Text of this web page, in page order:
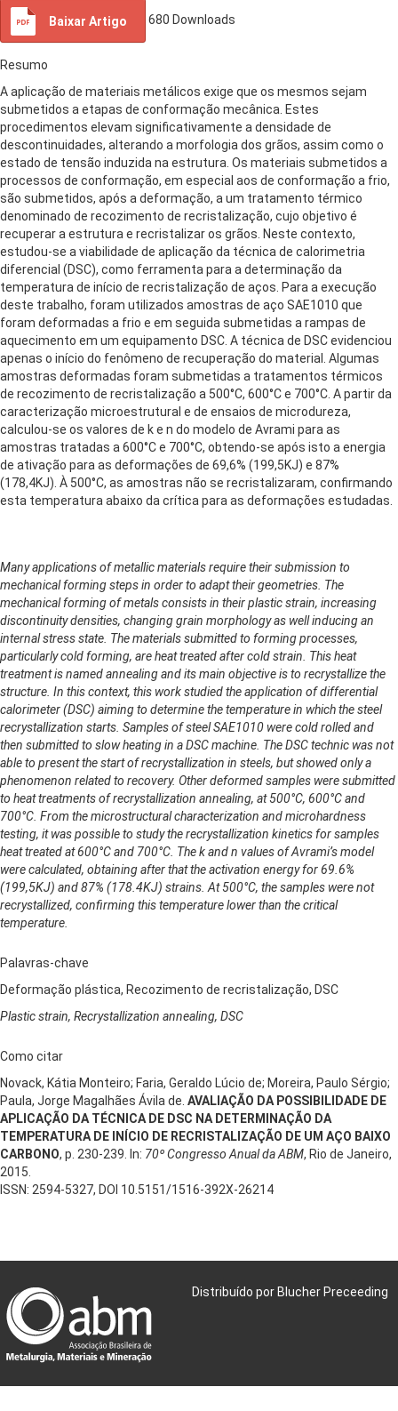
Baixar Artigo 680 Downloads
Resumo
A aplicação de materiais metálicos exige que os mesmos sejam
submetidos a etapas de conformação mecânica. Estes
procedimentos elevam significativamente a densidade de
descontinuidades, alterando a morfologia dos grãos, assim como o
estado de tensão induzida na estrutura. Os materiais submetidos a
processos de conformação, em especial aos de conformação a frio,
são submetidos, após a deformação, a um tratamento térmico
denominado de recozimento de recristalização, cujo objetivo é
recuperar a estrutura e recristalizar os grãos. Neste contexto,
estudou-se a viabilidade de aplicação da técnica de calorimetria
diferencial (DSC), como ferramenta para a determinação da
temperatura de início de recristalização de aços. Para a execução
deste trabalho, foram utilizados amostras de aço SAE1010 que
foram deformadas a frio e em seguida submetidas a rampas de
aquecimento em um equipamento DSC. A técnica de DSC evidenciou
apenas o início do fenômeno de recuperação do material. Algumas
amostras deformadas foram submetidas a tratamentos térmicos
de recozimento de recristalização a 500°C, 600°C e 700°C. A partir da
caracterização microestrutural e de ensaios de microdureza,
calculou-se os valores de k e n do modelo de Avrami para as
amostras tratadas a 600°C e 700°C, obtendo-se após isto a energia
de ativação para as deformações de 69,6% (199,5KJ) e 87%
(178,4KJ). À 500°C, as amostras não se recristalizaram, confirmando
esta temperatura abaixo da crítica para as deformações estudadas.
Many applications of metallic materials require their submission to
mechanical forming steps in order to adapt their geometries. The
mechanical forming of metals consists in their plastic strain, increasing
discontinuity densities, changing grain morphology as well inducing an
internal stress state. The materials submitted to forming processes,
particularly cold forming, are heat treated after cold strain. This heat
treatment is named annealing and its main objective is to recrystallize the
structure. In this context, this work studied the application of differential
calorimeter (DSC) aiming to determine the temperature in which the steel
recrystallization starts. Samples of steel SAE1010 were cold rolled and
then submitted to slow heating in a DSC machine. The DSC technic was not
able to present the start of recrystallization in steels, but showed only a
phenomenon related to recovery. Other deformed samples were submitted
to heat treatments of recrystallization annealing, at 500°C, 600°C and
700°C. From the microstructural characterization and microhardness
testing, it was possible to study the recrystallization kinetics for samples
heat treated at 600°C and 700°C. The k and n values of Avrami’s model
were calculated, obtaining after that the activation energy for 69.6%
(199,5KJ) and 87% (178.4KJ) strains. At 500°C, the samples were not
recrystallized, confirming this temperature lower than the critical
temperature.
Palavras-chave
Deformação plástica, Recozimento de recristalização, DSC
Plastic strain, Recrystallization annealing, DSC
Como citar
Novack, Kátia Monteiro; Faria, Geraldo Lúcio de; Moreira, Paulo Sérgio;
Paula, Jorge Magalhães Ávila de. AVALIAÇÃO DA POSSIBILIDADE DE
APLICAÇÃO DA TÉCNICA DE DSC NA DETERMINAÇÃO DA
TEMPERATURA DE INÍCIO DE RECRISTALIZAÇÃO DE UM AÇO BAIXO
CARBONO, p. 230-239. In: 70º Congresso Anual da ABM, Rio de Janeiro,
2015.
ISSN: 2594-5327, DOI 10.5151/1516-392X-26214
Distribuído por Blucher Preceeding